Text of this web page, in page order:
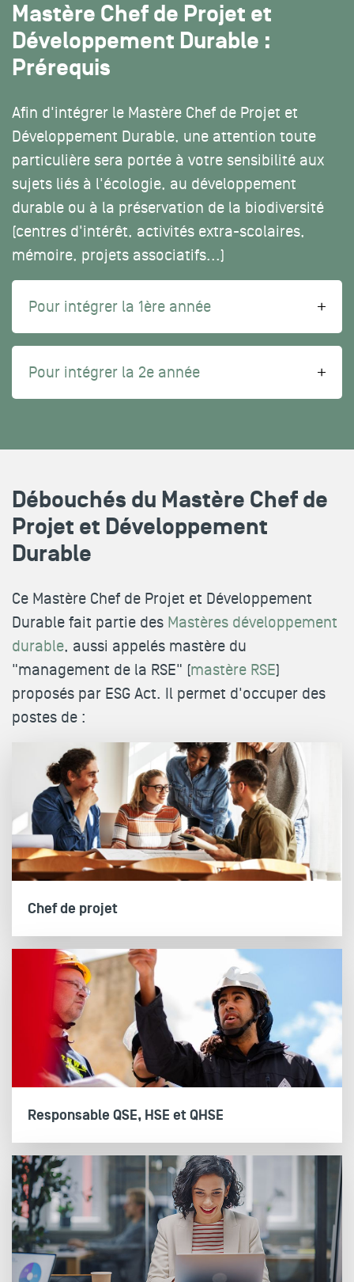
Mastère Chef de Projet et
Développement Durable :
Prérequis
Afin d'intégrer le Mastère Chef de Projet et
Développement Durable, une attention toute
particulière sera portée à votre sensibilité aux
sujets liés à l'écologie, au développement
durable ou à la préservation de la biodiversité
(centres d'intérêt, activités extra-scolaires,
mémoire, projets associatifs...)
Pour intégrer la 1ère année
Pour intégrer la 2e année
Débouchés du Mastère Chef de
Projet et Développement
Durable
Ce Mastère Chef de Projet et Développement
Durable fait partie des Mastères développement
durable, aussi appelés mastère du
"management de la RSE" (mastère RSE)
proposés par ESG Act. Il permet d'occuper des
postes de :
Chef de projet
Responsable QSE, HSE et QHSE